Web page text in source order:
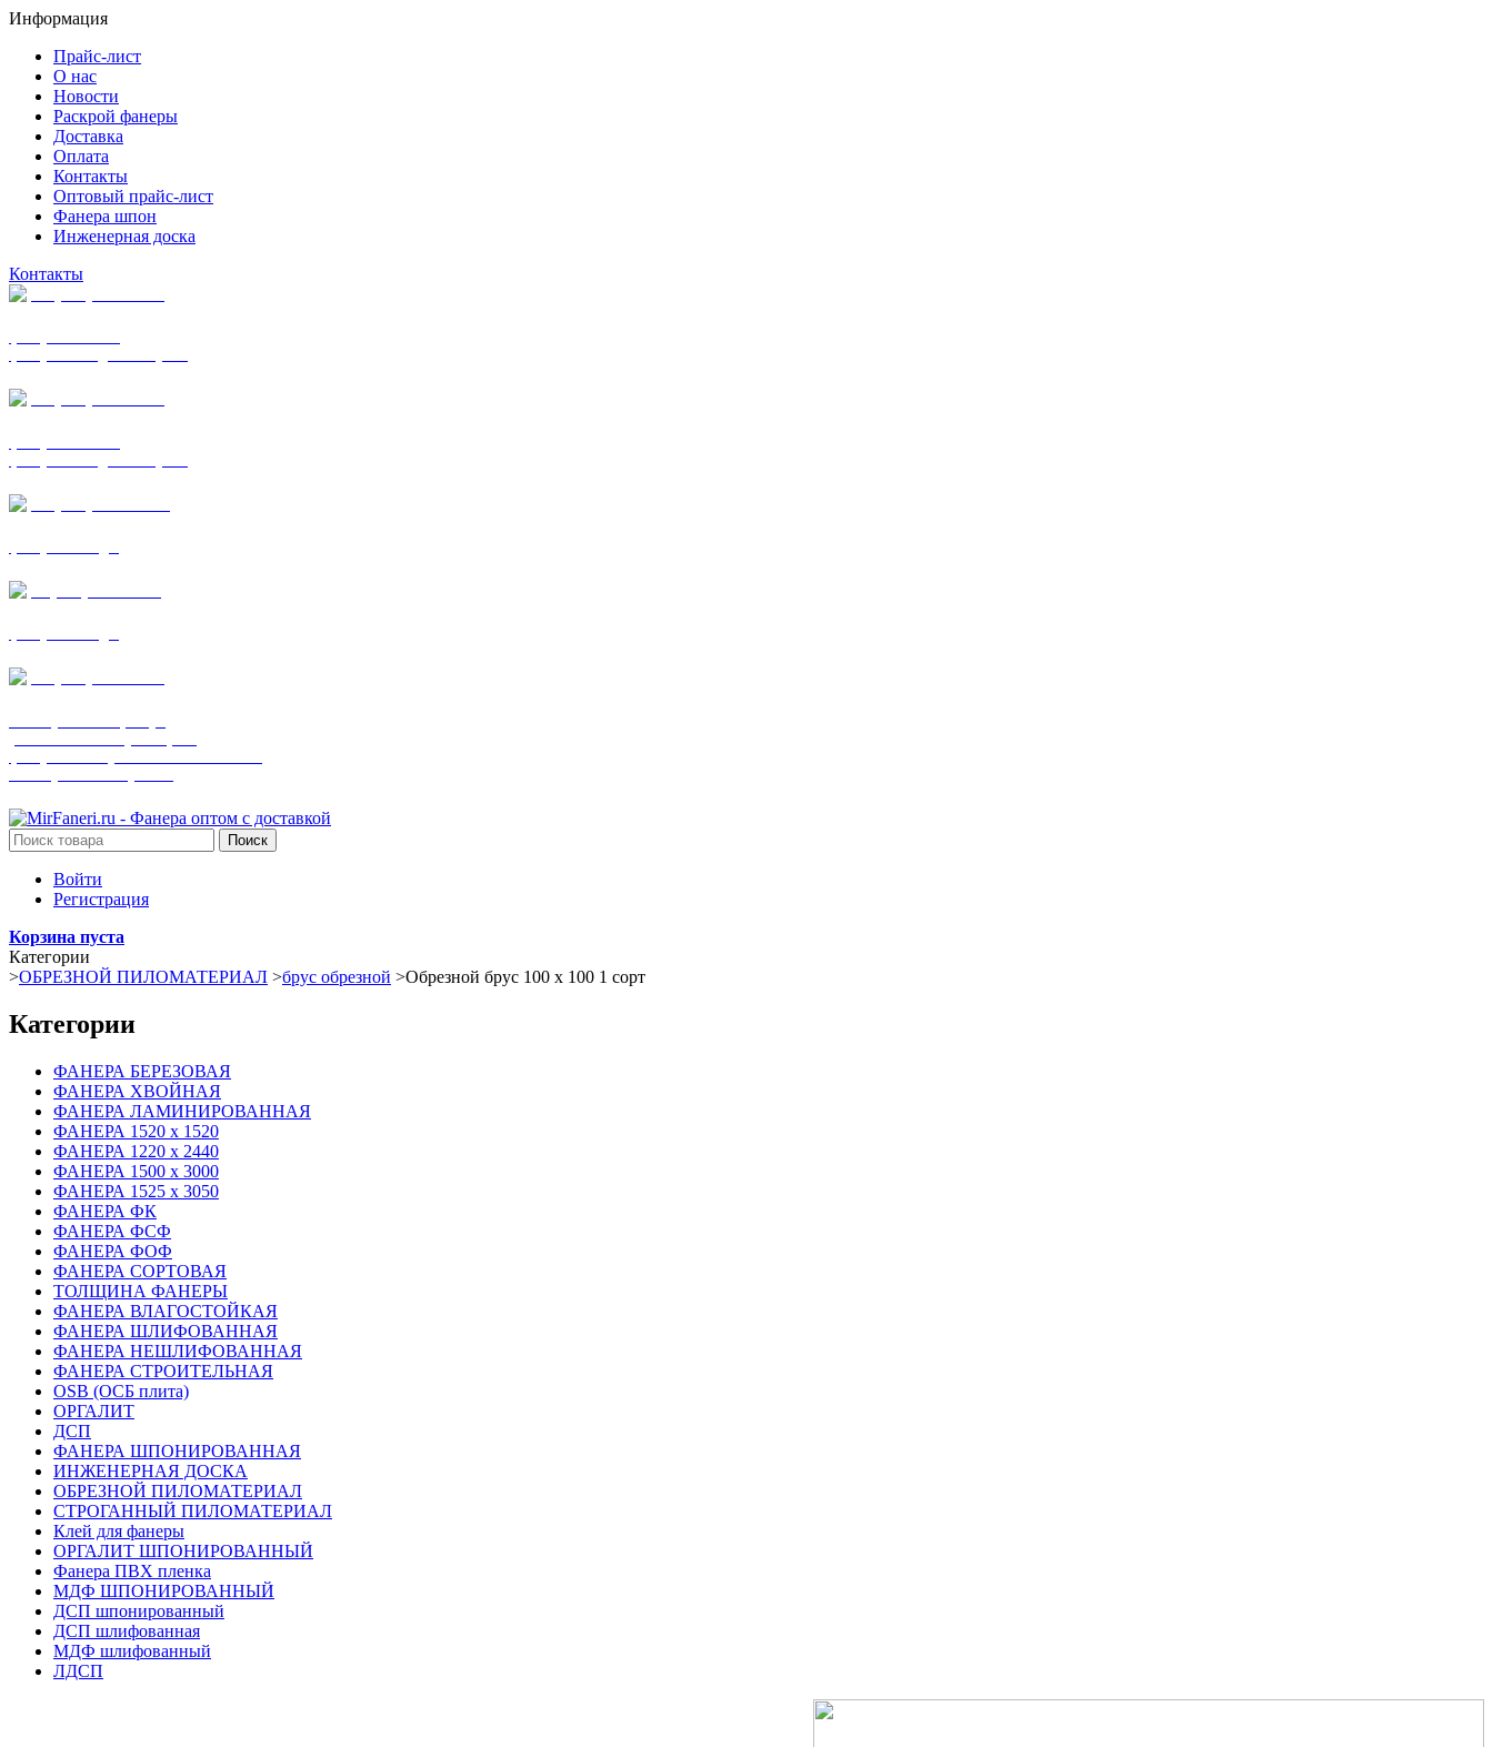
Информация
Прайс-лист
О нас
Новости
Раскрой фанеры
Доставка
Оплата
Контакты
Оптовый прайс-лист
Фанера шпон
Инженерная доска
Контакты
Поиск
Войти
Регистрация
Корзина пуста
Категории
>ОБРЕЗНОЙ ПИЛОМАТЕРИАЛ >брус обрезной >Обрезной брус 100 х 100 1 сорт
Категории
ФАНЕРА БЕРЕЗОВАЯ
ФАНЕРА ХВОЙНАЯ
ФАНЕРА ЛАМИНИРОВАННАЯ
ФАНЕРА 1520 х 1520
ФАНЕРА 1220 х 2440
ФАНЕРА 1500 х 3000
ФАНЕРА 1525 х 3050
ФАНЕРА ФК
ФАНЕРА ФСФ
ФАНЕРА ФОФ
ФАНЕРА СОРТОВАЯ
ТОЛЩИНА ФАНЕРЫ
ФАНЕРА ВЛАГОСТОЙКАЯ
ФАНЕРА ШЛИФОВАННАЯ
ФАНЕРА НЕШЛИФОВАННАЯ
ФАНЕРА СТРОИТЕЛЬНАЯ
OSB (ОСБ плита)
ОРГАЛИТ
ДСП
ФАНЕРА ШПОНИРОВАННАЯ
ИНЖЕНЕРНАЯ ДОСКА
ОБРЕЗНОЙ ПИЛОМАТЕРИАЛ
СТРОГАННЫЙ ПИЛОМАТЕРИАЛ
Клей для фанеры
ОРГАЛИТ ШПОНИРОВАННЫЙ
Фанера ПВХ пленка
МДФ ШПОНИРОВАННЫЙ
ДСП шпонированный
ДСП шлифованная
МДФ шлифованный
ЛДСП